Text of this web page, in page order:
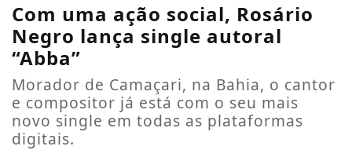
Com uma ação social, Rosário
Negro lança single autoral
“Abba”
Morador de Camaçari, na Bahia, o cantor
e compositor já está com o seu mais
novo single em todas as plataformas
digitais.